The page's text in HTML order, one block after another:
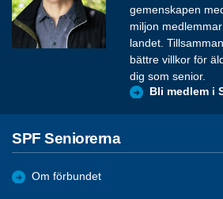
gemenskapen
miljon
landet.
bättre villkor för
dig som senior.
Bli medlem i
SPF Seniorerna
Om förbundet